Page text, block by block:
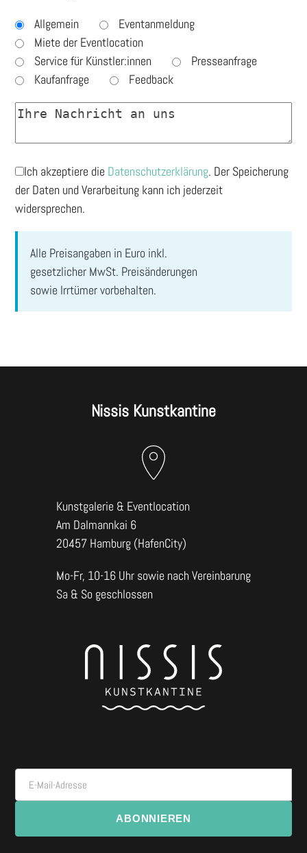
Allgemein
Eventanmeldung
Miete der Eventlocation
Service für Künstler:innen
Presseanfrage
Kaufanfrage
Feedback
Ich akzeptiere die Datenschutzerklärung. Der Speicherung
der Daten und Verarbeitung kann ich jederzeit
widersprechen.
Alle Preisangaben in Euro inkl.
gesetzlicher MwSt. Preisänderungen
sowie Irrtümer vorbehalten.
Nissis Kunstkantine
Kunstgalerie & Eventlocation
Am Dalmannkai 6
20457 Hamburg (HafenCity)
Mo-Fr, 10-16 Uhr sowie nach Vereinbarung
Sa & So geschlossen
E-Mail-Adresse
ABONNIEREN